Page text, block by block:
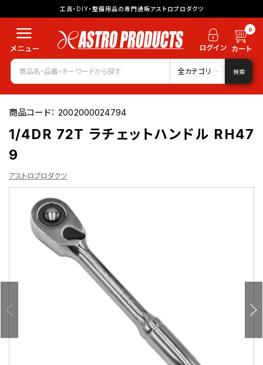
工具・DIY・整備用品の専門通販アストロプロダクツ
0
全カテゴリ 検索
商品コード：2002000024794
1/4DR 72T ラチェットハンドル RH47
9
アストロプロダクツ